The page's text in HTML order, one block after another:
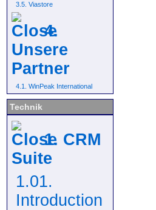
3.5. Viastore
4.
Unsere
Partner
4.1. WinPeak International
Technik
1. CRM
Suite
1.01.
Introduction